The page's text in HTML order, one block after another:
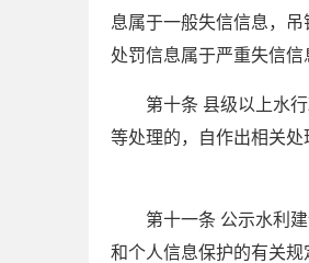
息属于一般失信信息，
处罚信息属于严重失信信
第十条 县级以上水
等处理的，自作出相关处
第十一条 公示水利
和个人信息保护的有关